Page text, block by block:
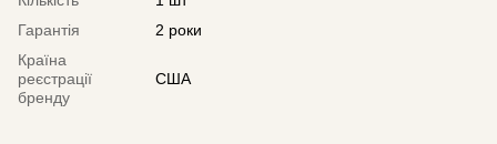
Гарантія
2 роки
Країна
реєстрації
бренду
США